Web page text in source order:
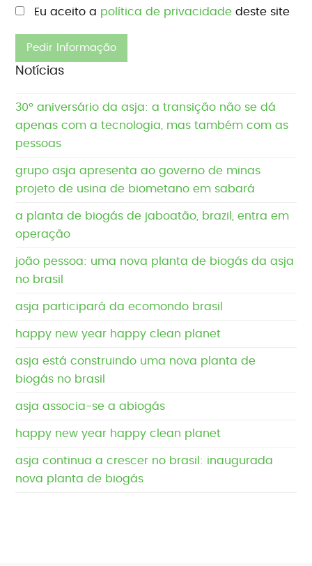
Eu aceito a política de privacidade deste site
Please leave this field empty.
Notícias
30º aniversário da asja: a transição não se dá
apenas com a tecnologia, mas também com as
pessoas
grupo asja apresenta ao governo de minas
projeto de usina de biometano em sabará
a planta de biogás de jaboatão, brazil, entra em
operação
joão pessoa: uma nova planta de biogás da asja
no brasil
asja participará da ecomondo brasil
happy new year happy clean planet
asja está construindo uma nova planta de
biogás no brasil
asja associa-se a abiogás
happy new year happy clean planet
asja continua a crescer no brasil: inaugurada
nova planta de biogás